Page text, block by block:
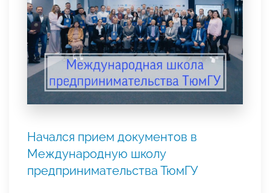
Начался прием документов в
Международную школу
предпринимательства ТюмГУ